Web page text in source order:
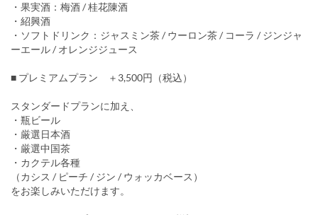
・果実酒：梅酒 / 桂花陳酒
・紹興酒
・ソフトドリンク：ジャスミン茶 / ウーロン茶 / コーラ / ジンジャ
ーエール / オレンジジュース
■ プレミアムプラン ＋3,500円（税込）
スタンダードプランに加え、
・瓶ビール
・厳選日本酒
・厳選中国茶
・カクテル各種
（カシス / ピーチ / ジン / ウォッカベース）
をお楽しみいただけます。